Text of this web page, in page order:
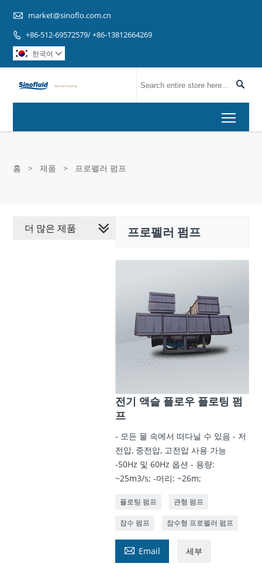
 market@sinoflo.com.cn
 +86-512-69572579/ +86-13812664269
한국어 

홈 > 제품 > 프로펠러 펌프
프로펠러 펌프
전기 액슬 플로우 플로팅 펌
프
- 모든 물 속에서 떠다닐 수 있음 - 저
전압, 중전압, 고전압 사용 가능
-50Hz 및 60Hz 옵션 - 용량:
~25m3/s; -머리: ~26m;
플로팅 펌프 관형 펌프
잠수 펌프 잠수형 프로펠러 펌프
 Email 세부
더 많은 제품